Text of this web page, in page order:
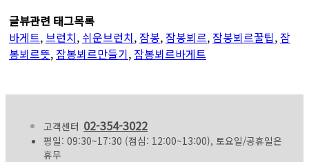
글뷰관련 태그목록
바게트,브런치, 쉬운브런치, 잠봉, 잠봉뵈르, 잠봉뵈르꿀팁, 잠
봉뵈르뜻, 잠봉뵈르만들기, 잠봉뵈르바게트
고객센터 02-354-3022
평일: 09:30~17:30 (점심: 12:00~13:00), 토요일/공휴일은
휴무